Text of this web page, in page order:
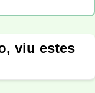
viu estes